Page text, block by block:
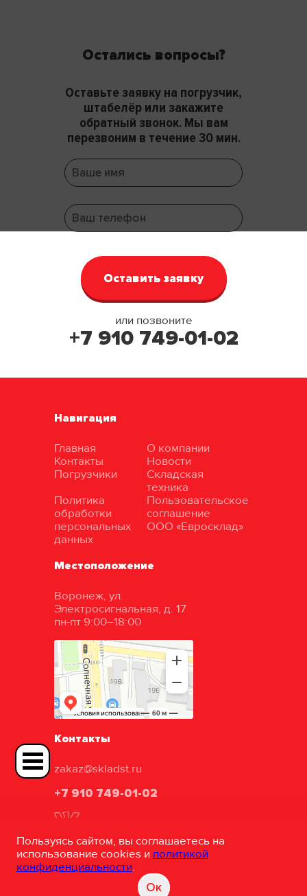
Остались вопросы?
Оставьте заявку на погрузчик,
штабелёр или закажите
обратный звонок. Мы вам
перезвоним в течение 30 мин.
или позвоните
+7 910 749-01-02
Навигация
Главная
О компании
Контакты
Новости
Погрузчики
Складская
техника
Политика
обработки
персональных
данных
Пользовательское
соглашение
ООО «Евросклад»
Местоположение
Воронеж, ул.
Электросигнальная, д. 17
пн-пт 9:00–18:00
Контакты
zakaz@skladst.ru
+7 910 749-01-02
ТД «Складские технологии»
Разработка и сопровождение сайта
Пользуясь сайтом, вы соглашаетесь на
использование cookies и политикой
конфиденциальности.
Oк